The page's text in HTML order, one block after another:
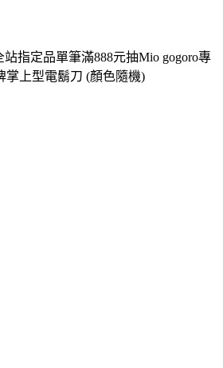
站指定品單筆滿888元抽Mio gogoro專
掌上型電鬍刀 (顏色隨機)